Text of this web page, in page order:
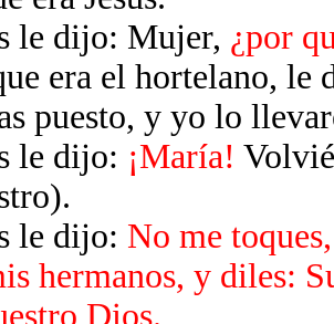
le dijo: Mujer, ¿por
era el hortelano,
puesto, y yo lo
le dijo: ¡María!
le dijo: No me
hermanos, y diles:
Dios.